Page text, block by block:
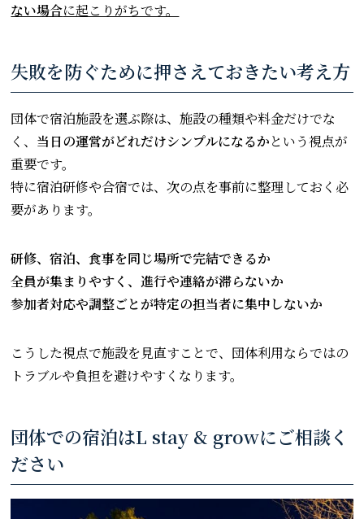
ない場合に起こりがちです。
失敗を防ぐために押さえておきたい考え方
団体で宿泊施設を選ぶ際は、施設の種類や料金だけでな
く、 当日の運営がどれだけシンプルになるかという視点が
重要です。
特に宿泊研修や合宿では、次の点を事前に整理しておく必
要があります。
研修、宿泊、食事を同じ場所で完結できるか
全員が集まりやすく、進行や連絡が滞らないか
参加者対応や調整ごとが特定の担当者に集中しないか
こうした視点で施設を見直すことで、団体利用ならではの
トラブルや負担を避けやすくなります。
団体での宿泊はL stay & growにご相談く
ださい